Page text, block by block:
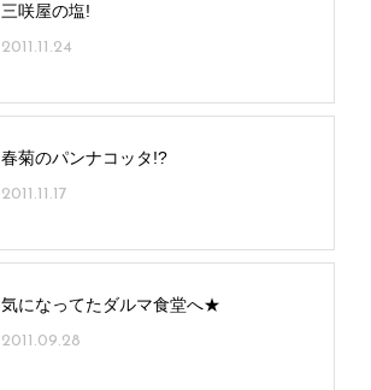
三咲屋の塩!
2011.11.24
春菊のパンナコッタ!?
2011.11.17
気になってたダルマ食堂へ★
2011.09.28